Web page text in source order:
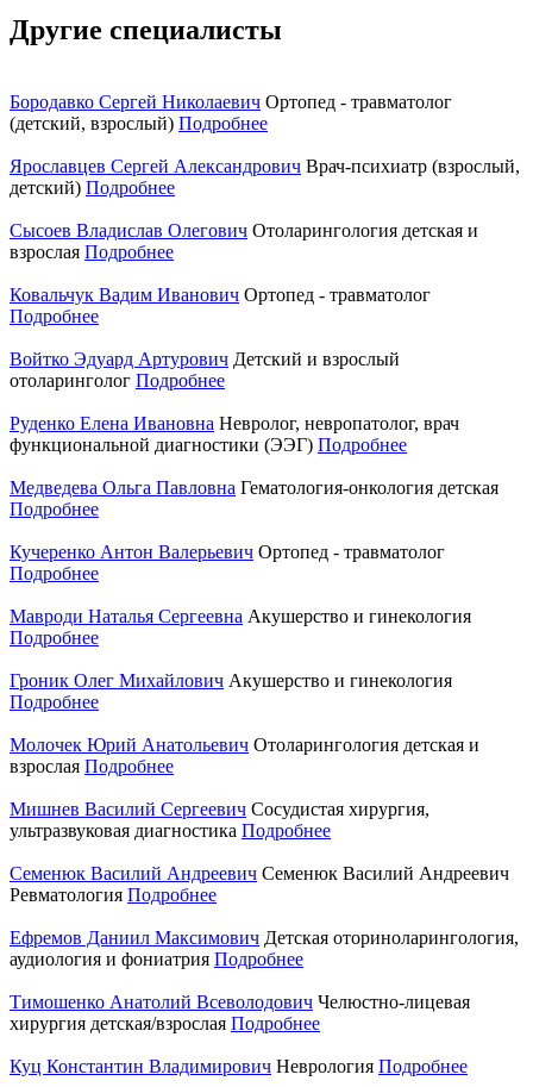
Другие специалисты
Бородавко Сергей Николаевич Ортопед - травматолог
(детский, взрослый) Подробнее
Ярославцев Сергей Александрович Врач-психиатр (взрослый,
детский) Подробнее
Сысоев Владислав Олегович Отоларингология детская и
взрослая Подробнее
Ковальчук Вадим Иванович Ортопед - травматолог
Подробнее
Войтко Эдуард Артурович Детский и взрослый
отоларинголог Подробнее
Руденко Елена Ивановна Невролог, невропатолог, врач
функциональной диагностики (ЭЭГ) Подробнее
Медведева Ольга Павловна Гематология-онкология детская
Подробнее
Кучеренко Антон Валерьевич Ортопед - травматолог
Подробнее
Мавроди Наталья Сергеевна Акушерство и гинекология
Подробнее
Гроник Олег Михайлович Акушерство и гинекология
Подробнее
Молочек Юрий Анатольевич Отоларингология детская и
взрослая Подробнее
Мишнев Василий Сергеевич Сосудистая хирургия,
ультразвуковая диагностика Подробнее
Семенюк Василий Андреевич Семенюк Василий Андреевич
Ревматология Подробнее
Ефремов Даниил Максимович Детская оториноларингология,
аудиология и фониатрия Подробнее
Тимошенко Анатолий Всеволодович Челюстно-лицевая
хирургия детская/взрослая Подробнее
Куц Константин Владимирович Неврология Подробнее